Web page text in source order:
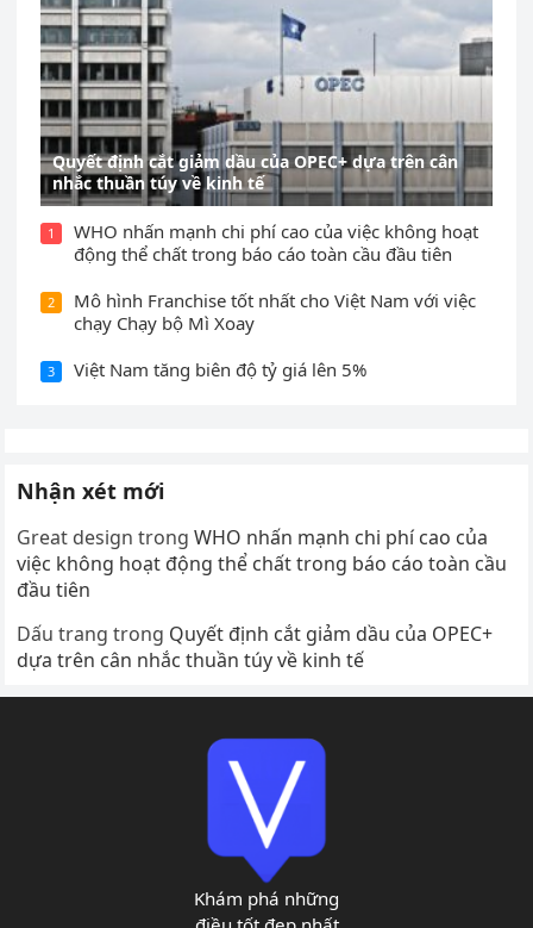
Quyết định cắt giảm dầu của OPEC+ dựa trên cân
nhắc thuần túy về kinh tế
1
WHO nhấn mạnh chi phí cao của việc không hoạt
động thể chất trong báo cáo toàn cầu đầu tiên
2
Mô hình Franchise tốt nhất cho Việt Nam với việc
chạy Chạy bộ Mì Xoay
3 Việt Nam tăng biên độ tỷ giá lên 5%
Nhận xét mới
Great design trongWHO nhấn mạnh chi phí cao của
việc không hoạt động thể chất trong báo cáo toàn cầu
đầu tiên
Dấu trang trong Quyết định cắt giảm dầu của OPEC+
dựa trên cân nhắc thuần túy về kinh tế
Khám phá những